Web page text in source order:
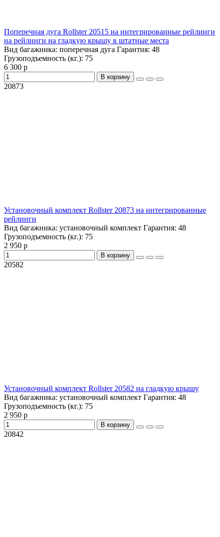
Поперечная дуга Rollster 20515 на интегрированные рейлинги
на рейлинги на гладкую крышу в штатные места
Вид багажника: поперечная дуга Гарантия: 48
Грузоподъемность (кг.): 75
6 300 р
В корзину
20873
Установочный комплект Rollster 20873 на интегрированные
рейлинги
Вид багажника: установочный комплект Гарантия: 48
Грузоподъемность (кг.): 75
2 950 р
В корзину
20582
Установочный комплект Rollster 20582 на гладкую крышу
Вид багажника: установочный комплект Гарантия: 48
Грузоподъемность (кг.): 75
2 950 р
В корзину
20842